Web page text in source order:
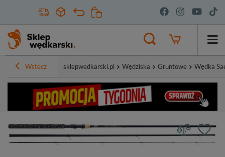
Wstecz sklepwedkarski.pl Wędziska Gruntowe Wędka